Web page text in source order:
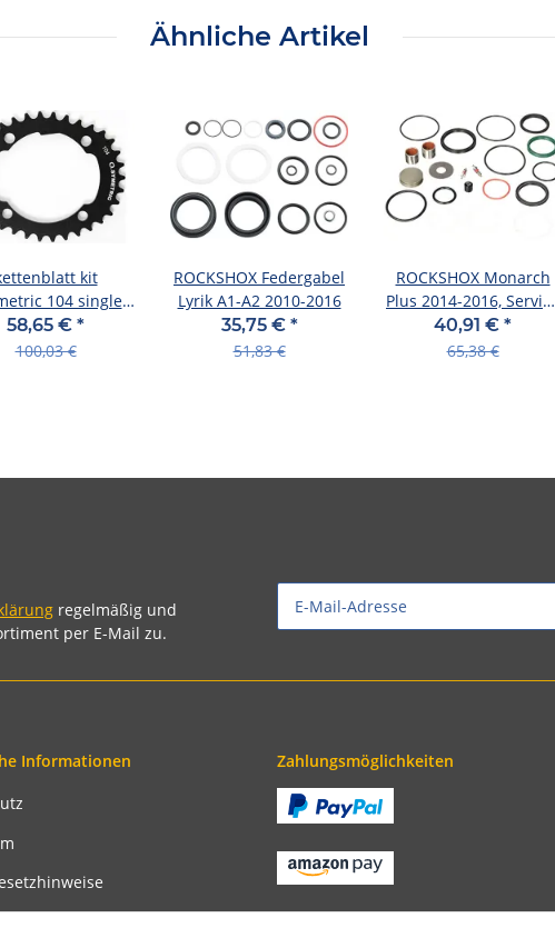
Ähnliche Artikel
kit
104 single
34 zähne
58,65 € *
100,03 €
ROCKSHOX Federgabel
Lyrik A1-A2 2010-2016
35,75 € *
51,83 €
ROCKSHOX Monarch
Plus 2014-2016, Service
Kit Full
40,91 € *
65,38 €
regelmäßig und
per E-Mail zu.
Informationen Zahlungsmöglichkeiten